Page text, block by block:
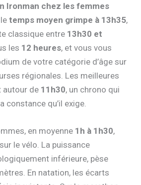
Ironman chez les femmes
letemps moyen grimpe à 13h35,
classique entre 13h30 et
les 12 heures, et vous vous
de votre catégorie d’âge sur
régionales. Les meilleures
autour de 11h30, un chrono qui
constance qu’il exige.
en moyenne 1h à 1h30,
le vélo. La puissance
inférieure, pèse
En natation, les écarts